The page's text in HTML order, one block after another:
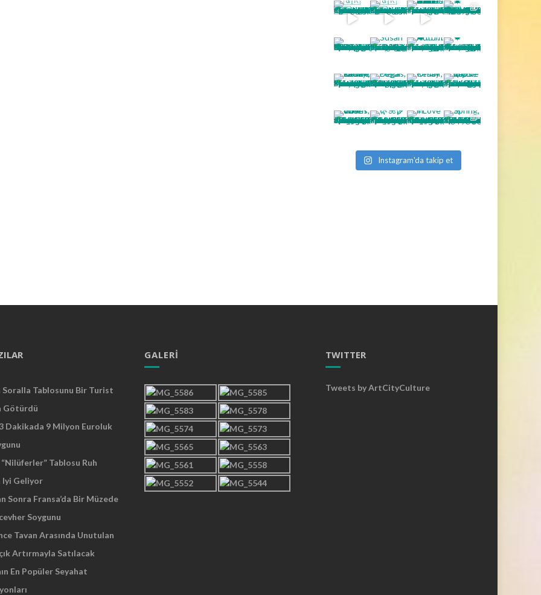
Instagram'da takip et
Soralla Tablosunu Bir Turist
Götürdü
Dakikada 9 Milyon Euroluk
Tablosu Ruh
Iyi Geliyor
Sonra Fransa’da Bir Müzede
Soygunu
Tavan Arasında Unutulan
Artırmayla Satılacak
En Popüler Seyahat
GALERI TWITTER
Tweets by ArtCityCulture